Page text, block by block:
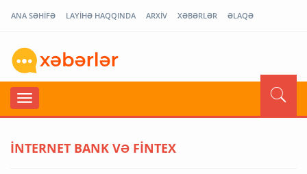
ANA SƏHİFƏ LAYİHƏ HAQQINDA ARXİV XƏBƏRLƏR ƏLAQƏ
İNTERNET BANK VƏ FİNTEX